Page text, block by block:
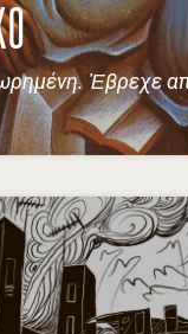
Ἐβρεχε